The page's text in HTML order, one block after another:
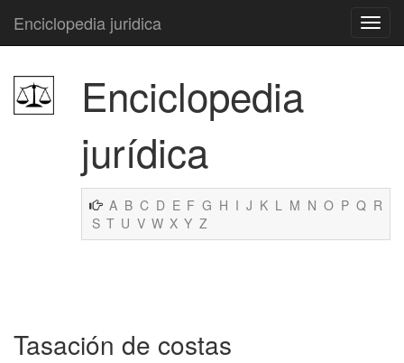
Enciclopedia juridica
Enciclopedia
jurídica
A B C D E F G H I J K L M N O P Q R
S T U V W X Y Z
Tasación de costas